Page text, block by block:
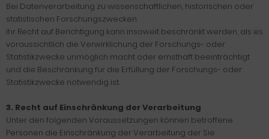
Bei Datenverarbeitung zu wissenschaftlichen, historischen oder
statistischen Forschungszwecken:
Ihr Recht auf Berichtigung kann insoweit beschränkt werden, als es
voraussichtlich die Verwirklichung der Forschungs- oder
Statistikzwecke unmöglich macht oder ernsthaft beeinträchtigt
und die Beschränkung für die Erfüllung der Forschungs- oder
Statistikzwecke notwendig ist.
3. Recht auf Einschränkung der Verarbeitung
Unter den folgenden Voraussetzungen können betroffene
Personen die Einschränkung der Verarbeitung der Sie